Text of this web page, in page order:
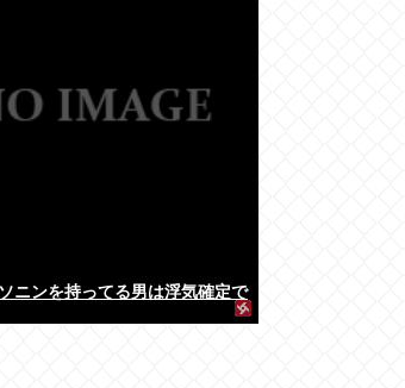
ニンを持ってる男は浮気確定で